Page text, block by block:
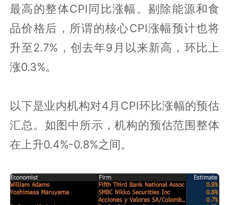
最高的整体CPI同比涨幅。剔除能源和食
品价格后，所谓的核心CPI涨幅预计也将
升至2.7%，创去年9月以来新高，环比上
涨0.3%。
以下是业内机构对4月CPI环比涨幅的预估
汇总。如图中所示，机构的预估范围整体
在上升0.4%-0.8%之间。